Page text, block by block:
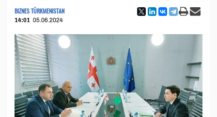
BIZNES TÜRKMENISTAN
14:01 05.06.2024